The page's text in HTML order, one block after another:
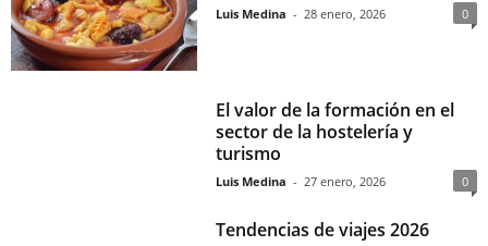
Luis Medina - 28 enero, 2026 0
El valor de la formación en el
sector de la hostelería y
turismo
Luis Medina - 27 enero, 2026 0
Tendencias de viajes 2026